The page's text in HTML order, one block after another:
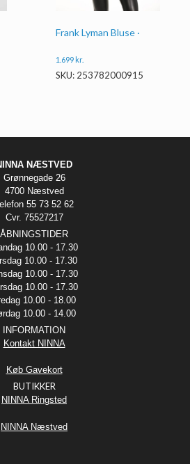
Frank Lyman Bluse ·
1.699kr.
SKU: 253782000915
NÆSTVED
Grønnegade 26
4700 Næstved
55 73 52 62
Cvr. 75527217
ÅBNINGSTIDER
10.00 - 17.30
10.00 - 17.30
10.00 - 17.30
10.00 - 17.30
10.00 - 18.00
10.00 - 14.00
INFORMATION
Kontakt NINNA
Køb Gavekort
BUTIKKER
NINNA Ringsted
NINNA Næstved